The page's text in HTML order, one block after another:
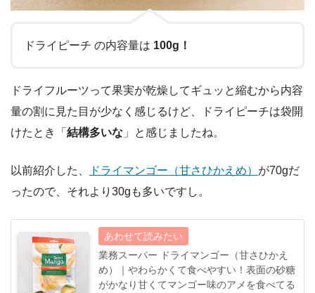
ドライピーチ の内容量は 100g！
ドライフルーツって果実が乾燥してギュッと縮むから内容
量の割に見た目が少なく感じるけど、ドライピーチは袋開
けたとき「 結構多いな 」と感じましたね。
以前紹介した、 ドライマンゴー（甘さひかえめ） が70gだ
ったので、それより30gも多いですし。
業務スーパー ドライマンゴー（甘さひかえ
め）｜やわらかくて食べやすい！表面の砂糖
がかなり甘くてマンゴー味のアメを食べてる